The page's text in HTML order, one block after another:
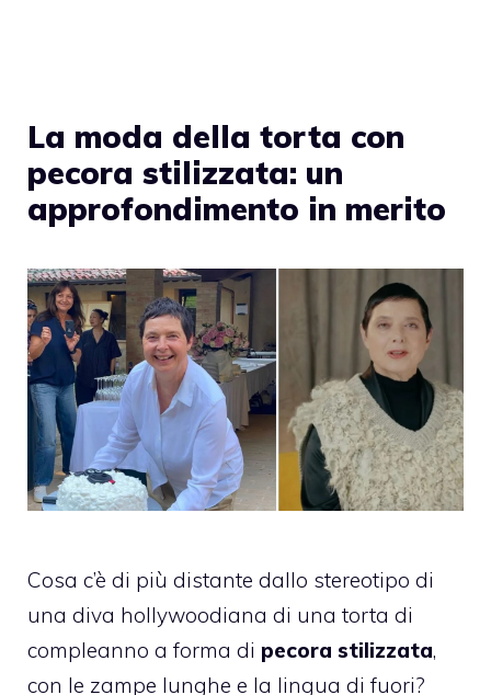
La moda della torta con
pecora stilizzata: un
approfondimento in merito
Cosa c’è di più distante dallo stereotipo di
una diva hollywoodiana di una torta di
compleanno a forma di pecora stilizzata,
con le zampe lunghe e la lingua di fuori?